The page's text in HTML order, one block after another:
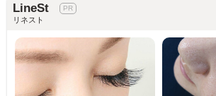
LineSt
リネスト